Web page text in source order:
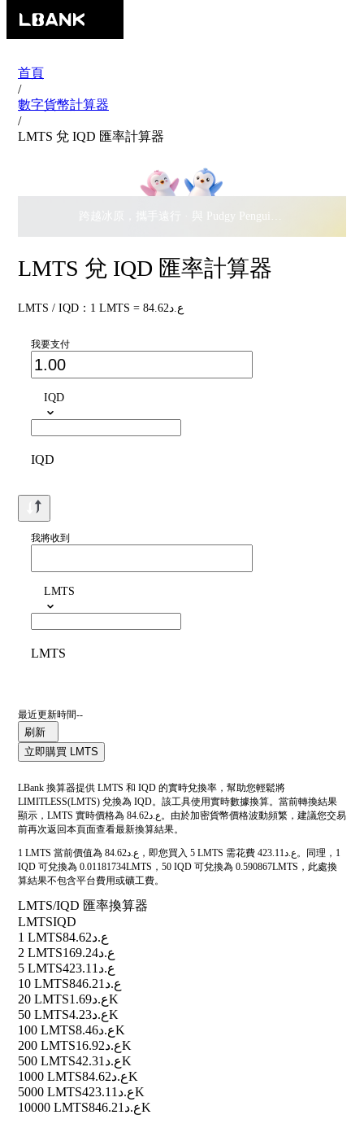
首頁
/
數字貨幣計算器
/
LMTS 兌 IQD 匯率計算器
跨越冰原，攜手遠行 · 與 Pudgy Penguins 搖擺瓜分
LMTS 兌 IQD 匯率計算器
LMTS / IQD：1 LMTS = ع.د84.62
我要支付
IQD
IQD
我將收到
LMTS
LMTS
最近更新時間--
刷新
立即購買 LMTS
LBank 換算器提供 LMTS 和 IQD 的實時兌換率，幫助您輕鬆將
LIMITLESS(LMTS) 兌換為 IQD。該工具使用實時數據換算。當前轉換結果
顯示，LMTS 實時價格為 ع.د84.62。由於加密貨幣價格波動頻繁，建議您交易
前再次返回本頁面查看最新換算結果。
1 LMTS 當前價值為 ع.د84.62，即您買入 5 LMTS 需花費 ع.د423.11。同理，1
IQD 可兌換為 0.01181734LMTS，50 IQD 可兌換為 0.590867LMTS，此處換
算結果不包含平台費用或礦工費。
LMTS/IQD 匯率換算器
LMTSIQD
1 LMTS
ع.د84.62
2 LMTS
ع.د169.24
5 LMTS
ع.د423.11
10 LMTS
ع.د846.21
20 LMTS
ع.د1.69K
50 LMTS
ع.د4.23K
100 LMTS
ع.د8.46K
200 LMTS
ع.د16.92K
500 LMTS
ع.د42.31K
1000 LMTS
ع.د84.62K
5000 LMTS
ع.د423.11K
10000 LMTS
ع.د846.21K